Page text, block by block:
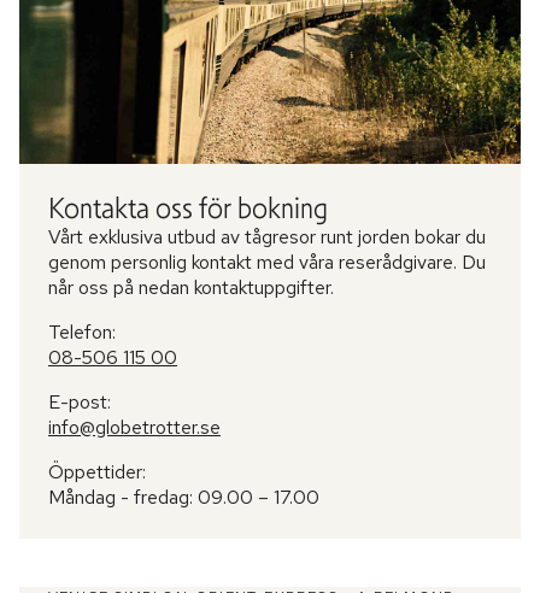
Kontakta oss för bokning
Vårt exklusiva utbud av tågresor runt jorden bokar du
genom personlig kontakt med våra reserådgivare. Du
når oss på nedan kontaktuppgifter.
Telefon:
08-506 115 00
E-post:
info@globetrotter.se
Öppettider:
Måndag - fredag: 09.00 – 17.00